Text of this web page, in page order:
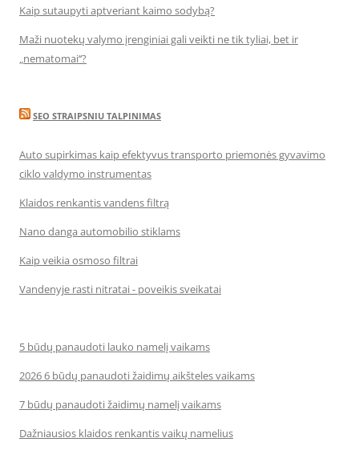
Kaip sutaupyti aptveriant kaimo sodybą?
Maži nuotekų valymo įrenginiai gali veikti ne tik tyliai, bet ir
„nematomai‘‘?
SEO STRAIPSNIU TALPINIMAS
Auto supirkimas kaip efektyvus transporto priemonės gyvavimo
ciklo valdymo instrumentas
Klaidos renkantis vandens filtrą
Nano danga automobilio stiklams
Kaip veikia osmoso filtrai
Vandenyje rasti nitratai - poveikis sveikatai
5 būdų panaudoti lauko namelį vaikams
2026 6 būdų panaudoti žaidimų aikšteles vaikams
7 būdų panaudoti žaidimų namelį vaikams
Dažniausios klaidos renkantis vaikų namelius